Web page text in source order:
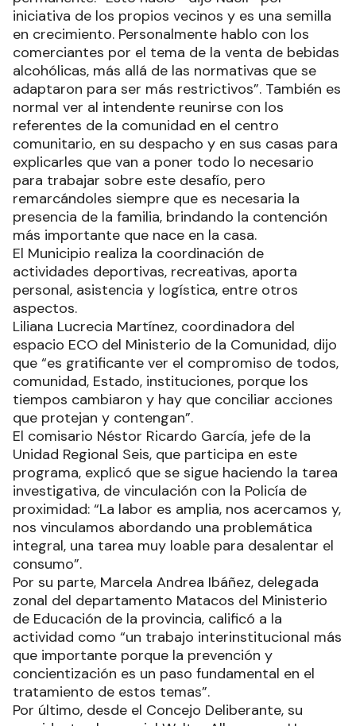
iniciativa de los propios vecinos y es una semilla
en crecimiento. Personalmente hablo con los
comerciantes por el tema de la venta de bebidas
alcohólicas, más allá de las normativas que se
adaptaron para ser más restrictivos”. También es
normal ver al intendente reunirse con los
referentes de la comunidad en el centro
comunitario, en su despacho y en sus casas para
explicarles que van a poner todo lo necesario
para trabajar sobre este desafío, pero
remarcándoles siempre que es necesaria la
presencia de la familia, brindando la contención
más importante que nace en la casa.
El Municipio realiza la coordinación de
actividades deportivas, recreativas, aporta
personal, asistencia y logística, entre otros
aspectos.
Liliana Lucrecia Martínez, coordinadora del
espacio ECO del Ministerio de la Comunidad, dijo
que “es gratificante ver el compromiso de todos,
comunidad, Estado, instituciones, porque los
tiempos cambiaron y hay que conciliar acciones
que protejan y contengan”.
El comisario Néstor Ricardo García, jefe de la
Unidad Regional Seis, que participa en este
programa, explicó que se sigue haciendo la tarea
investigativa, de vinculación con la Policía de
proximidad: “La labor es amplia, nos acercamos y,
nos vinculamos abordando una problemática
integral, una tarea muy loable para desalentar el
consumo”.
Por su parte, Marcela Andrea Ibáñez, delegada
zonal del departamento Matacos del Ministerio
de Educación de la provincia, calificó a la
actividad como “un trabajo interinstitucional más
que importante porque la prevención y
concientización es un paso fundamental en el
tratamiento de estos temas”.
Por último, desde el Concejo Deliberante, su